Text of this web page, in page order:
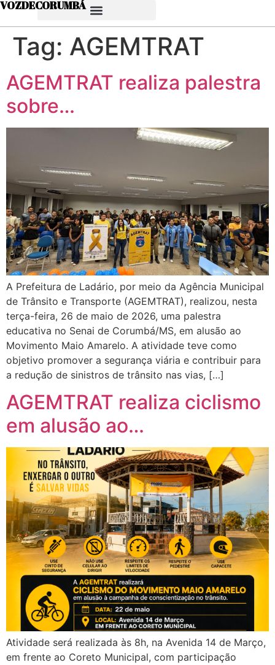
VOZDECORUMBÁ
Tag: AGEMTRAT
AGEMTRAT realiza palestra
sobre…
A Prefeitura de Ladário, por meio da Agência Municipal
de Trânsito e Transporte (AGEMTRAT), realizou, nesta
terça-feira, 26 de maio de 2026, uma palestra
educativa no Senai de Corumbá/MS, em alusão ao
Movimento Maio Amarelo. A atividade teve como
objetivo promover a segurança viária e contribuir para
a redução de sinistros de trânsito nas vias, […]
AGEMTRAT realiza ciclismo
em alusão ao…
Atividade será realizada às 8h, na Avenida 14 de Março,
em frente ao Coreto Municipal, com participação